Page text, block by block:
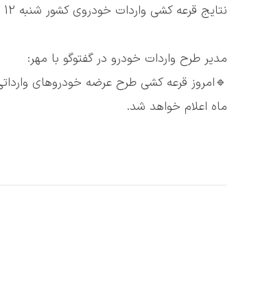
نتایج قرعه کشی واردات خودروی کشور شنبه 12 ابان 1403 اعلام میشود
مدیر طرح واردات خودرو در گفتوگو با مهر:
ماه اعلام خواهد شد.